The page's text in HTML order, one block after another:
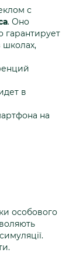
с
. Оно
гарантирует
школах,
в
на
особового